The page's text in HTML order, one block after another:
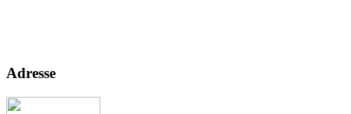
Adresse